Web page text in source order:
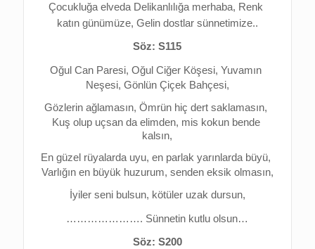
Çocukluğa elveda Delikanlılığa merhaba, Renk
katın günümüze, Gelin dostlar sünnetimize..
Söz: S115
Oğul Can Paresi, Oğul Ciğer Köşesi, Yuvamın
Neşesi, Gönlün Çiçek Bahçesi,
Kuş olup uçsan da elimden, mis kokun bende
kalsın,
Varlığın en büyük huzurum, senden eksik olmasın,
İyiler seni bulsun, kötüler uzak dursun,
…………………. Sünnetin kutlu olsun…
Söz: S200